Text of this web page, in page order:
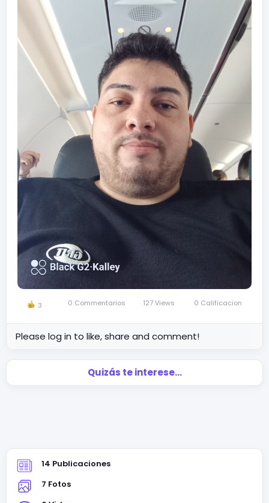
14 Publicaciones
7 Fotos
3 0 Commentarios 127 Views 0 Calificacion
Please log in to like, share and comment!
Quizás te interese…